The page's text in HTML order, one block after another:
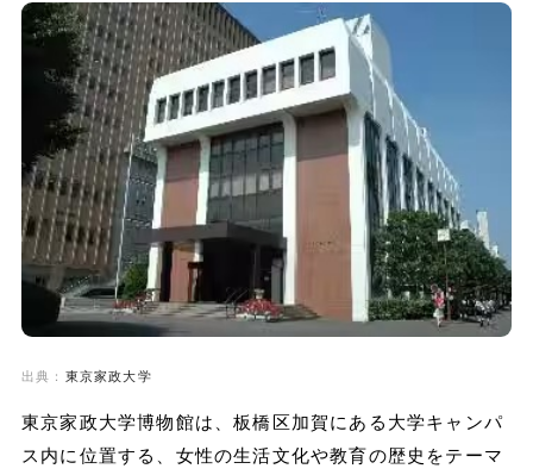
出典： 東京家政大学
東京家政大学博物館は、板橋区加賀にある大学キャンパ
ス内に位置する、女性の生活文化や教育の歴史をテーマ